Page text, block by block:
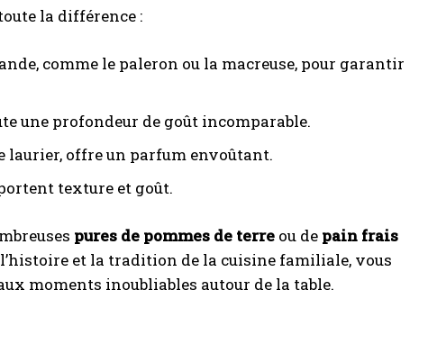
la différence :
comme le paleron ou la macreuse, pour garantir
une profondeur de goût incomparable.
laurier, offre un parfum envoûtant.
texture et goût.
pures de pommes de terre ou de pain frais
et la tradition de la cuisine familiale, vous
moments inoubliables autour de la table.